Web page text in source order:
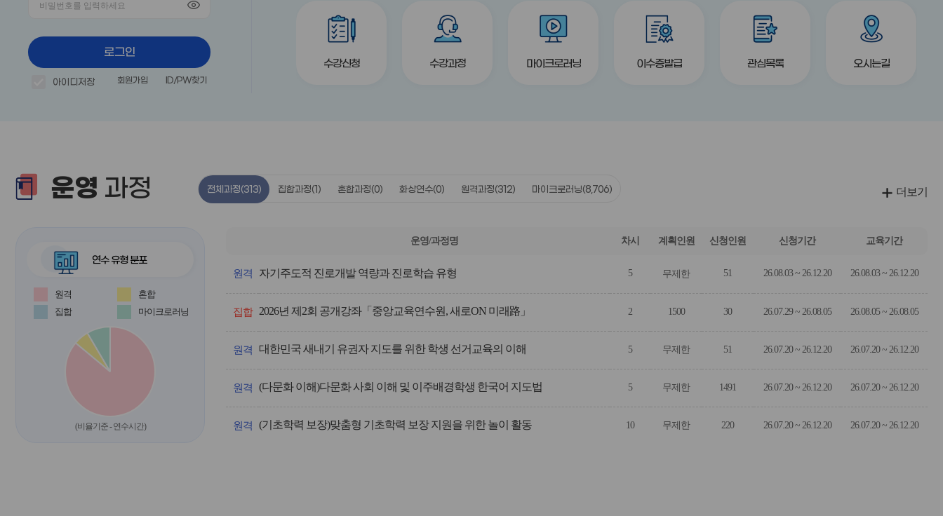
버
튼
로그인
아이디저장 회원가입 ID/PW찾기
title
수강신청
title
수강과정
title
마이크로러닝
title
이수증발급
title
관심목록
title
오시는길
운영 과정
연수 유형 분포
원격
혼합
집합
마이크로러닝
(비율기준 - 연수시간)
전체과정(313) 집합과정(1) 혼합과정(0) 화상연수(0) 원격과정(312) 마이크로러닝(8,706)
체
의
과
차
획
운영/과정명 차시 계획인원 신청인원 신청기간 교육기간
원격 자기주도적 진로개발 역량과 진로학습 유형 5 무제한 51 26.08.03 ~ 26.12.20 26.08.03 ~ 26.12.20
집합 2026년 제2회 공개강좌「중앙교육연수원, 새로ON 미래路」 2 1500 30 26.07.29 ~ 26.08.05 26.08.05 ~ 26.08.05
원격 대한민국 새내기 유권자 지도를 위한 학생 선거교육의 이해 5 무제한 51 26.07.20 ~ 26.12.20 26.07.20 ~ 26.12.20
원격 (다문화 이해)다문화 사회 이해 및 이주배경학생 한국어 지도법 5 무제한 1491 26.07.20 ~ 26.12.20 26.07.20 ~ 26.12.20
원격 (기초학력 보장)맞춤형 기초학력 보장 지원을 위한 놀이 활동 10 무제한 220 26.07.20 ~ 26.12.20 26.07.20 ~ 26.12.20
더보기